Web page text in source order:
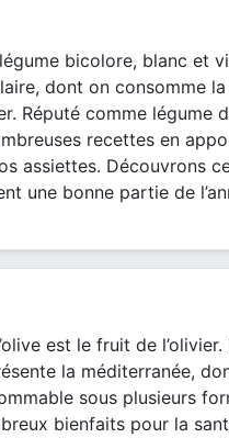
bicolore, blanc et
dont on consomme
Réputé comme légume
recettes en
assiettes. Découvrons
une bonne partie de
est le fruit de
la méditerranée,
sous plusieurs
bienfaits pour la